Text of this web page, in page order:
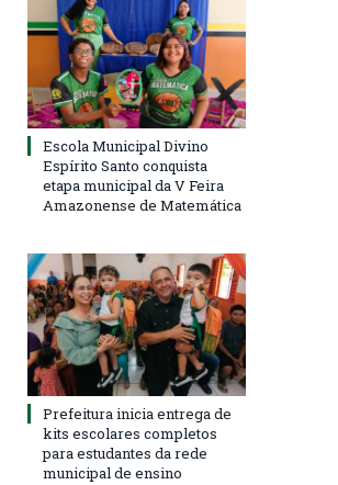
Escola Municipal Divino
Espírito Santo conquista
etapa municipal da V Feira
Amazonense de Matemática
Prefeitura inicia entrega de
kits escolares completos
para estudantes da rede
municipal de ensino